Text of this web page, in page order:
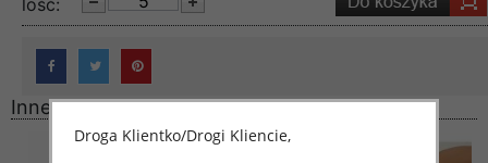
Inne produkty
Droga Klientko/Drogi Kliencie,